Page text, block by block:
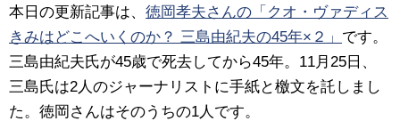
本日の更新記事は、 徳岡孝夫さんの「クオ・ヴァディス
きみはどこへいくのか？ 三島由紀夫の45年×２」 です。
三島由紀夫氏が45歳で死去してから45年。11月25日、
三島氏は2人のジャーナリストに手紙と檄文を託しまし
た。徳岡さんはそのうちの1人です。